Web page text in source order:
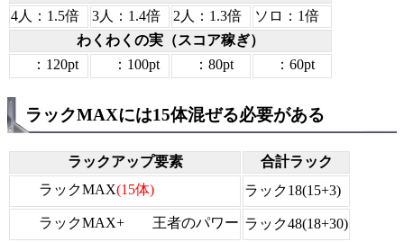
4人：1.5倍
3人：1.4倍 2人：1.3倍
ソロ：1倍
わくわくの実（スコア稼ぎ）
：120pt
：100pt ：80pt ：60pt
ラックMAXには15体混ぜる必要がある
ラックアップ要素
合計ラック
ラックMAX(15体) ラック18(15+3)
ラックMAX+ 王者のパワー ラック48(18+30)